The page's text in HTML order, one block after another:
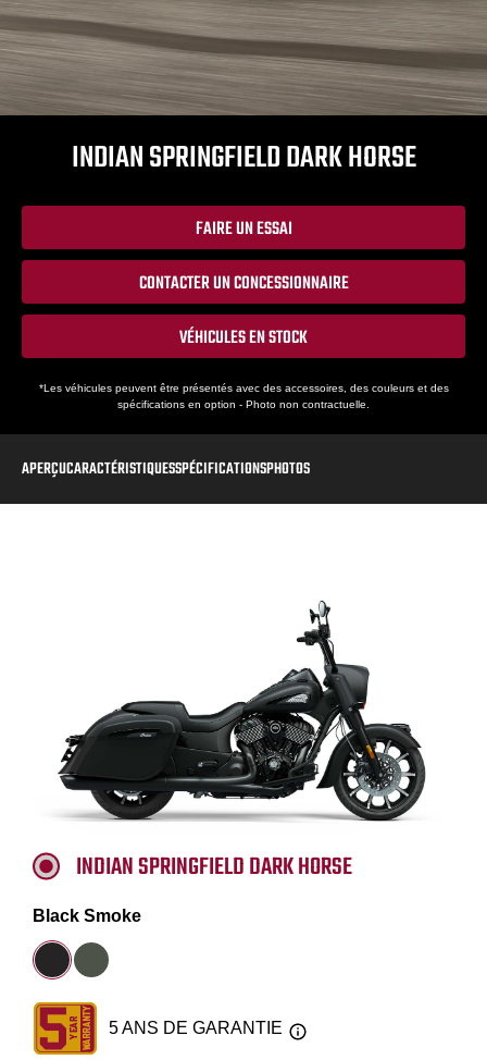
INDIAN SPRINGFIELD DARK HORSE
FAIRE UN ESSAI
CONTACTER UN CONCESSIONNAIRE
VÉHICULES EN STOCK
*Les véhicules peuvent être présentés avec des accessoires, des couleurs et des
spécifications en option - Photo non contractuelle.
APERÇUCARACTÉRISTIQUESSPÉCIFICATIONSPHOTOS
INDIAN SPRINGFIELD DARK HORSE
Black Smoke
5 ANS DE GARANTIE